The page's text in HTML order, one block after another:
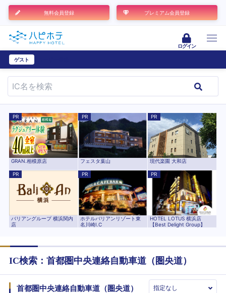
無料会員登録 プレミアム会員登録
ログイン
ゲスト
PR
GRAN.相模原店
PR
フェスタ葉山
PR
現代楽園 大和店
PR
バリアングループ 横浜関内
店
PR
ホテルバリアンリゾート東
名川崎I.C
PR
HOTEL LOTUS 横浜店
【Best Delight Group】
IC検索： 首都圏中央連絡自動車道（圏央道）
首都圏中央連絡自動車道（圏央道）